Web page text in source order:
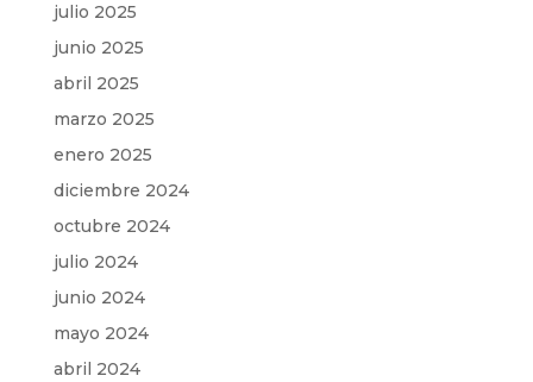
julio 2025
junio 2025
abril 2025
marzo 2025
enero 2025
diciembre 2024
octubre 2024
julio 2024
junio 2024
mayo 2024
abril 2024